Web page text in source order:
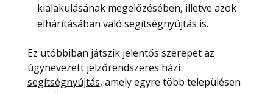
kialakulásának megelőzésében, illetve azok
elhárításában való segítségnyújtás is.
Ez utóbbiban játszik jelentős szerepet az
úgynevezett jelzőrendszeres házi
segítségnyújtás, amely egyre több településen